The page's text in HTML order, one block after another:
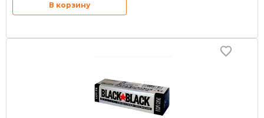
В корзину